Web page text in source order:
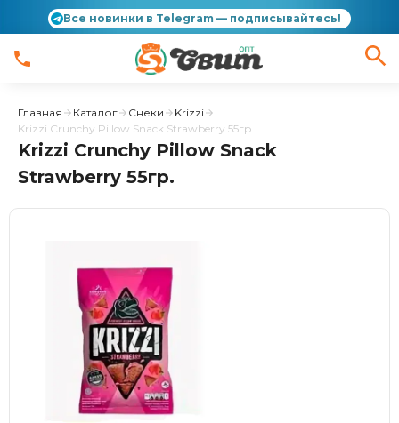
Все новинки в Telegram — подписывайтесь!
Главная Каталог Снеки
Krizzi
Krizzi Crunchy Pillow Snack Strawberry 55гр.
Krizzi Crunchy Pillow Snack
Strawberry 55гр.